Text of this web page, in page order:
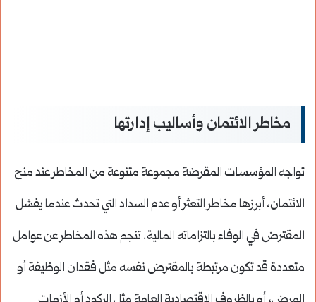
مخاطر الائتمان وأساليب إدارتها
تواجه المؤسسات المقرضة مجموعة متنوعة من المخاطر عند منح
الائتمان، أبرزها مخاطر التعثر أو عدم السداد التي تحدث عندما يفشل
المقترض في الوفاء بالتزاماته المالية. تنجم هذه المخاطر عن عوامل
متعددة قد تكون مرتبطة بالمقترض نفسه مثل فقدان الوظيفة أو